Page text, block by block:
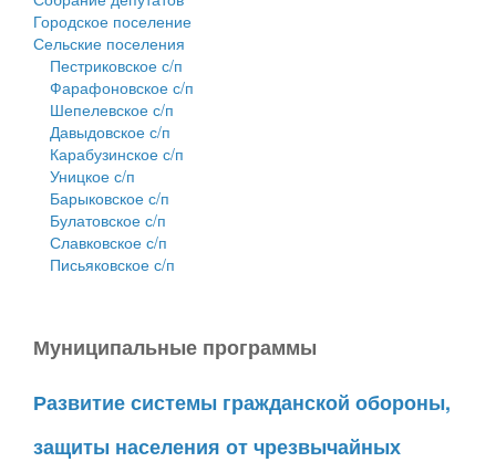
Городское поселение
Сельские поселения
Пестриковское с/п
Фарафоновское с/п
Шепелевское с/п
Давыдовское с/п
Карабузинское с/п
Уницкое с/п
Барыковское с/п
Булатовское с/п
Славковское с/п
Письяковское с/п
Муниципальные программы
Развитие системы гражданской обороны,
защиты населения от чрезвычайных